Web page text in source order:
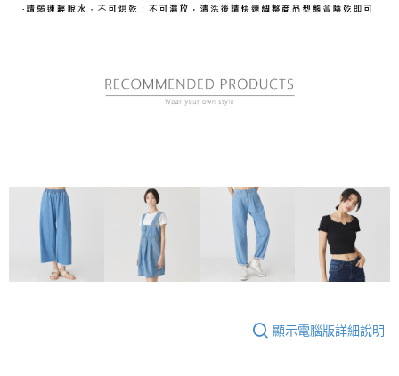
顯示電腦版詳細說明